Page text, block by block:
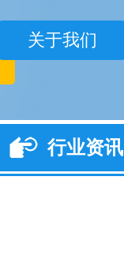
关于我们
行业资讯